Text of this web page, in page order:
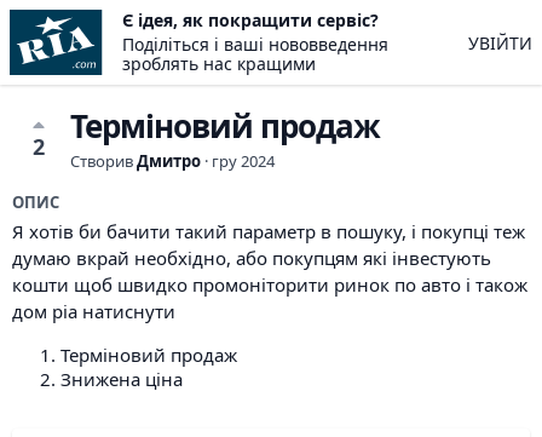
Є ідея, як покращити сервіс?
Поділіться і ваші нововведення
зроблять нас кращими
УВІЙТИ
2 Терміновий продаж
СтворивДмитро · гру 2024
ОПИС
Я хотів би бачити такий параметр в пошуку, і покупці теж
думаю вкрай необхідно, або покупцям які інвестують
кошти щоб швидко промоніторити ринок по авто і також
дом ріа натиснути
Терміновий продаж
Знижена ціна